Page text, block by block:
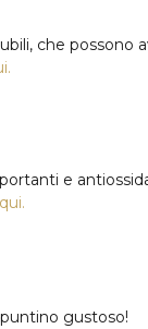
che
e
gustoso!